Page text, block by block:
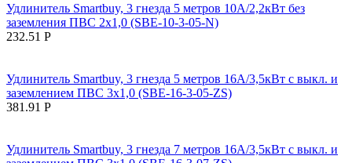
Удлинитель Smartbuy, 3 гнезда 5 метров 10А/2,2кВт без
заземления ПВС 2х1,0 (SBE-10-3-05-N)
232.51 Р
Удлинитель Smartbuy, 3 гнезда 5 метров 16А/3,5кВт с выкл. и
заземлением ПВС 3х1,0 (SBE-16-3-05-ZS)
381.91 Р
Удлинитель Smartbuy, 3 гнезда 7 метров 16А/3,5кВт с выкл. и